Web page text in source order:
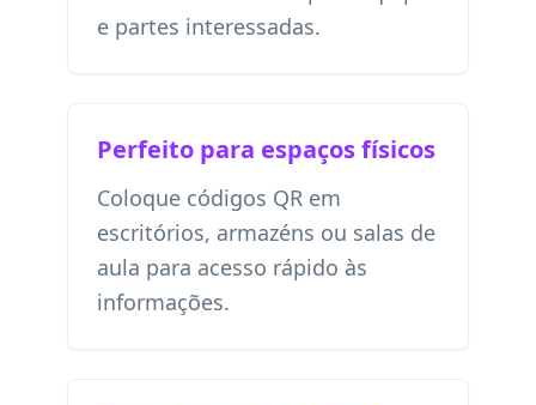
e partes interessadas.
Perfeito para espaços físicos
Coloque códigos QR em
escritórios, armazéns ou salas de
aula para acesso rápido às
informações.